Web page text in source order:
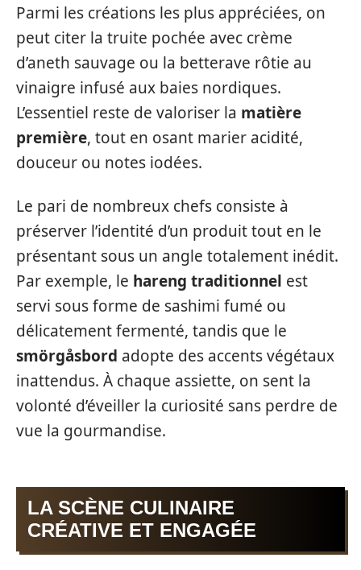
Parmi les créations les plus appréciées, on
peut citer la truite pochée avec crème
d’aneth sauvage ou la betterave rôtie au
vinaigre infusé aux baies nordiques.
L’essentiel reste de valoriser la matière
première, tout en osant marier acidité,
douceur ou notes iodées.
Le pari de nombreux chefs consiste à
préserver l’identité d’un produit tout en le
présentant sous un angle totalement inédit.
Par exemple, le hareng traditionnel est
servi sous forme de sashimi fumé ou
délicatement fermenté, tandis que le
smörgåsbord adopte des accents végétaux
inattendus. À chaque assiette, on sent la
volonté d’éveiller la curiosité sans perdre de
vue la gourmandise.
LA SCÈNE CULINAIRE
CRÉATIVE ET ENGAGÉE